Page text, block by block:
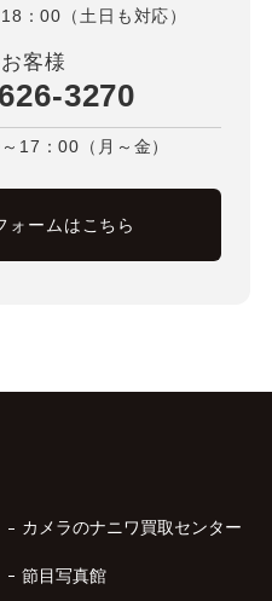
：00（土日も対応）
客様
3270
17：00（月～金）
ォームはこちら
カメラのナニワ買取センター
節目写真館